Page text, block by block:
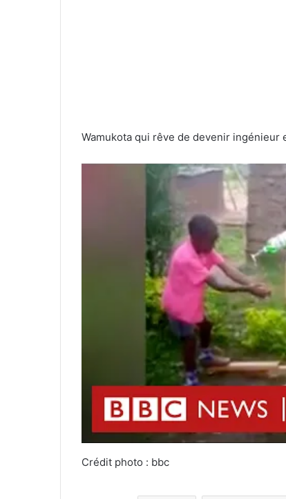
Wamukota qui rêve de devenir ingénieur
Crédit photo : bbc